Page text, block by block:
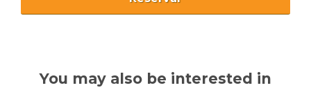
You may also be interested in